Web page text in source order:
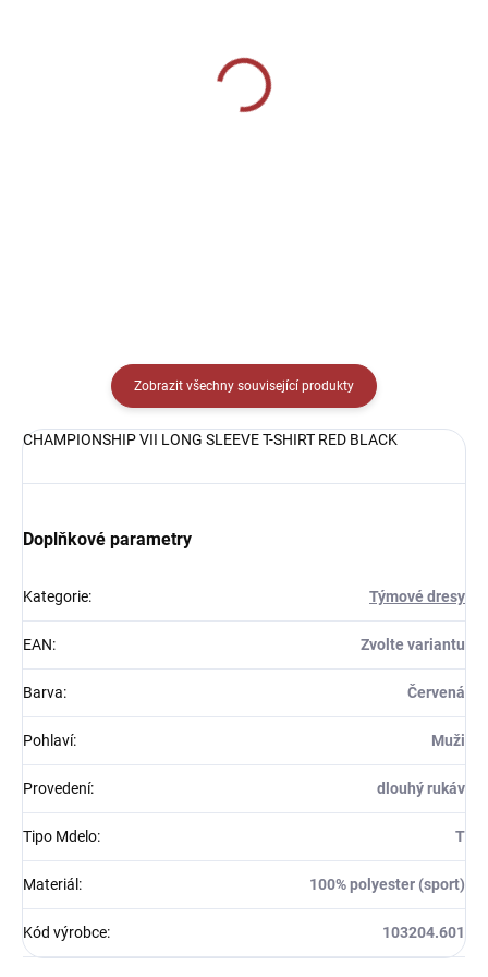
SKLADEM U VÝROBCE
Zobrazit všechny související produkty
CHAMPIONSHIP VII LONG SLEEVE T-SHIRT RED BLACK
Doplňkové parametry
Kategorie: Týmové dresy
EAN: Zvolte variantu
Barva: Červená
Pohlaví: Muži
Provedení: dlouhý rukáv
Tipo Mdelo: T
Materiál : 100% polyester (sport)
Kód výrobce: 103204.601